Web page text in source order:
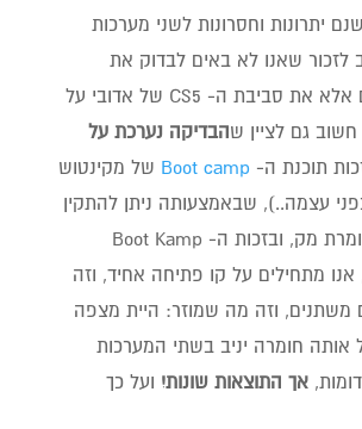
יתרונות וחסרונות לשני מערכות
לזכור שאנו לא באים לבדוק את
המערכות עצמם אלא את סביבת ה- CS5 של אדובי על
גם לציין שהבדיקה נערכת על
תוכנת ה- Boot camp של מקינטוש
עצמה..), שבאמצעותה ניתן להתקין
Windows על חומרת מק, ובזכות ה- Boot Kamp
מתחילים על קו פתיחה אחיד, וזה
משתנים, וזה מה שמוזר: היית מצפה
אותה חומרה יניב בשתי המערכות
אך התוצאות שונות! ועל כך